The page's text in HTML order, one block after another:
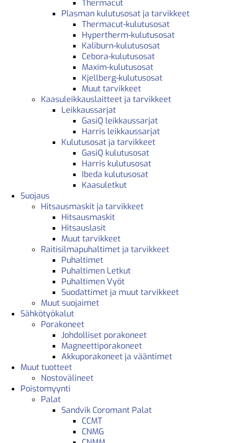
Thermacut
Plasman kulutusosat ja tarvikkeet
Thermacut-kulutusosat
Hypertherm-kulutusosat
Kaliburn-kulutusosat
Cebora-kulutusosat
Maxim-kulutusosat
Kjellberg-kulutusosat
Muut tarvikkeet
Kaasuleikkauslaitteet ja tarvikkeet
Leikkaussarjat
GasiQ leikkaussarjat
Harris leikkaussarjat
Kulutusosat ja tarvikkeet
GasiQ kulutusosat
Harris kulutusosat
Ibeda kulutusosat
Kaasuletkut
Suojaus
Hitsausmaskit ja tarvikkeet
Hitsausmaskit
Hitsauslasit
Muut tarvikkeet
Raitisilmapuhaltimet ja tarvikkeet
Puhaltimet
Puhaltimen Letkut
Puhaltimen Vyöt
Suodattimet ja muut tarvikkeet
Muut suojaimet
Sähkötyökalut
Porakoneet
Johdolliset porakoneet
Magneettiporakoneet
Akkuporakoneet ja vääntimet
Muut tuotteet
Nostovälineet
Poistomyynti
Palat
Sandvik Coromant Palat
CCMT
CNMG